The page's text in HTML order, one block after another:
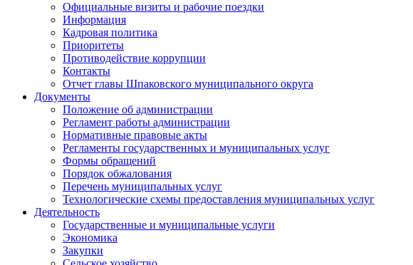
Официальные визиты и рабочие поездки
Информация
Кадровая политика
Приоритеты
Противодействие коррупции
Контакты
Отчет главы Шпаковского муниципального округа
Документы
Положение об администрации
Регламент работы администрации
Нормативные правовые акты
Регламенты государственных и муниципальных услуг
Формы обращений
Порядок обжалования
Перечень муниципальных услуг
Технологические схемы предоставления муниципальных услуг
Деятельность
Государственные и муниципальные услуги
Экономика
Закупки